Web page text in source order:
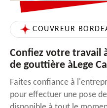
COUVREUR
Confiez votre travail
de gouttière àLege
Faites confiance à
pour effectuer une pose